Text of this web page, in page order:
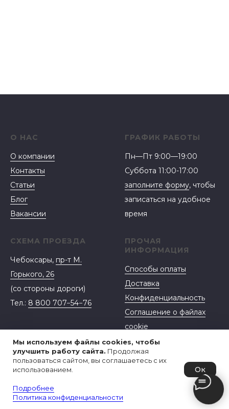
Мы используем файлы cookies, чтобы
улучшить работу сайта. Продолжая
пользоваться сайтом, вы соглашаетесь с их
использованием.
Подробнее
Политика конфиденциальности
Ок
О НАС
О компании
Контакты
Статьи
Блог
Вакансии
ГРАФИК РАБОТЫ
Пн—Пт 9:00—19:00
Суббота 11:00-17:00
заполните форму, чтобы
записаться на удобное
время
СХЕМА ПРОЕЗДА
Чебоксары, пр-т М.
Горького, 26
(со стороны дороги)
Тел.: 8 800 707−54−76
ПРОЧАЯ
ИНФОРМАЦИЯ
Способы оплаты
Доставка
Конфиденциальность
Соглашение о файлах
cookie
Договор-оферта